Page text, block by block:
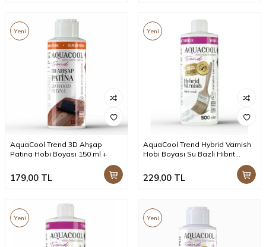
Yeni
AquaCool Trend 3D Ahşap
Patina Hobi Boyası 150 ml +
179,00 TL
Yeni
AquaCool Trend Hybrid Varnish
Hobi Boyası Su Bazlı Hibrit
229,00 TL
Yeni Yeni